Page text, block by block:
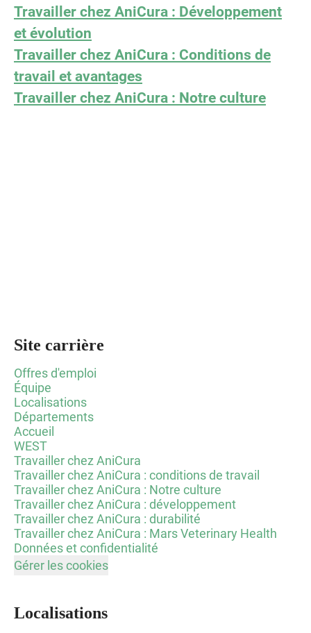
Travailler chez AniCura : Développement
et évolution
Travailler chez AniCura : Conditions de
travail et avantages
Travailler chez AniCura : Notre culture
Site carrière
Offres d'emploi
Équipe
Localisations
Départements
Accueil
WEST
Travailler chez AniCura
Travailler chez AniCura : conditions de travail
Travailler chez AniCura : Notre culture
Travailler chez AniCura : développement
Travailler chez AniCura : durabilité
Travailler chez AniCura : Mars Veterinary Health
Données et confidentialité
Gérer les cookies
Localisations